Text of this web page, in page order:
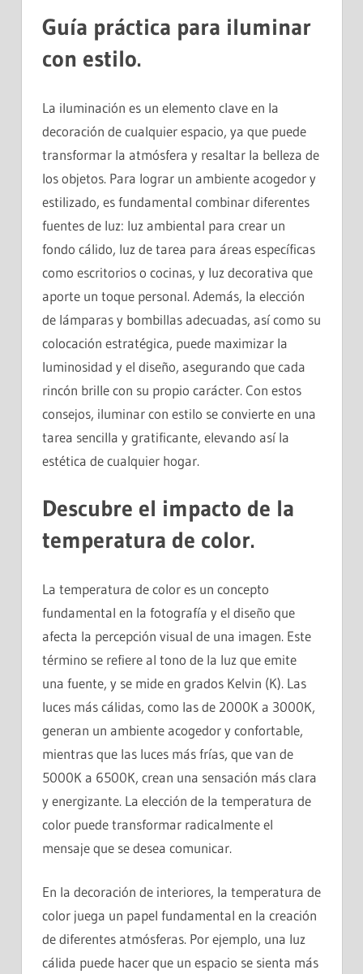
Guía práctica para iluminar
con estilo.
La iluminación es un elemento clave en la
decoración de cualquier espacio, ya que puede
transformar la atmósfera y resaltar la belleza de
los objetos. Para lograr un ambiente acogedor y
estilizado, es fundamental combinar diferentes
fuentes de luz: luz ambiental para crear un
fondo cálido, luz de tarea para áreas específicas
como escritorios o cocinas, y luz decorativa que
aporte un toque personal. Además, la elección
de lámparas y bombillas adecuadas, así como su
colocación estratégica, puede maximizar la
luminosidad y el diseño, asegurando que cada
rincón brille con su propio carácter. Con estos
consejos, iluminar con estilo se convierte en una
tarea sencilla y gratificante, elevando así la
estética de cualquier hogar.
Descubre el impacto de la
temperatura de color.
La temperatura de color es un concepto
fundamental en la fotografía y el diseño que
afecta la percepción visual de una imagen. Este
término se refiere al tono de la luz que emite
una fuente, y se mide en grados Kelvin (K). Las
luces más cálidas, como las de 2000K a 3000K,
generan un ambiente acogedor y confortable,
mientras que las luces más frías, que van de
5000K a 6500K, crean una sensación más clara
y energizante. La elección de la temperatura de
color puede transformar radicalmente el
mensaje que se desea comunicar.
En la decoración de interiores, la temperatura de
color juega un papel fundamental en la creación
de diferentes atmósferas. Por ejemplo, una luz
cálida puede hacer que un espacio se sienta más